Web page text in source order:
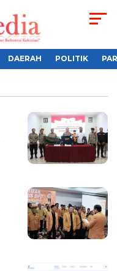
DAERAH POLITIK